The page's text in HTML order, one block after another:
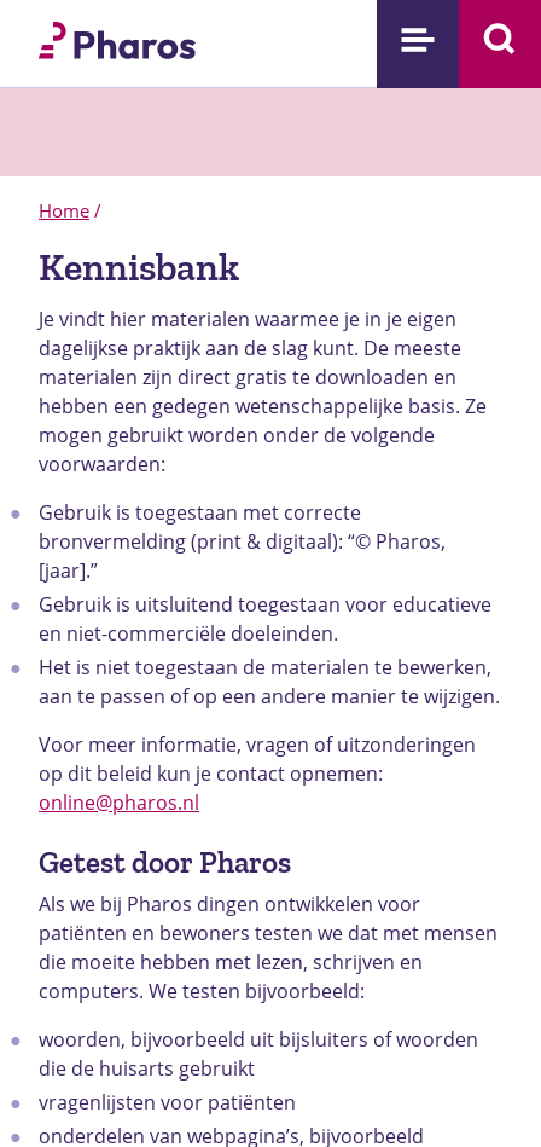
Home /
Kennisbank
Je vindt hier materialen waarmee je in je eigen
dagelijkse praktijk aan de slag kunt. De meeste
materialen zijn direct gratis te downloaden en
hebben een gedegen wetenschappelijke basis. Ze
mogen gebruikt worden onder de volgende
voorwaarden:
Gebruik is toegestaan met correcte
bronvermelding (print & digitaal): “© Pharos,
[jaar].”
Gebruik is uitsluitend toegestaan voor educatieve
en niet-commerciële doeleinden.
Het is niet toegestaan de materialen te bewerken,
aan te passen of op een andere manier te wijzigen.
Voor meer informatie, vragen of uitzonderingen
op dit beleid kun je contact opnemen:
online@pharos.nl
Getest door Pharos
Als we bij Pharos dingen ontwikkelen voor
patiënten en bewoners testen we dat met mensen
die moeite hebben met lezen, schrijven en
computers. We testen bijvoorbeeld:
woorden, bijvoorbeeld uit bijsluiters of woorden
die de huisarts gebruikt
vragenlijsten voor patiënten
onderdelen van webpagina’s, bijvoorbeeld